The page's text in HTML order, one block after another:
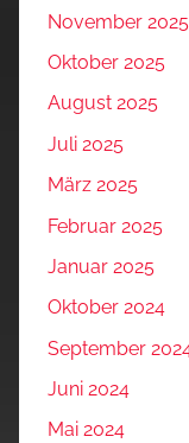
November 2025
Oktober 2025
August 2025
Juli 2025
März 2025
Februar 2025
Januar 2025
Oktober 2024
September
Juni 2024
Mai 2024